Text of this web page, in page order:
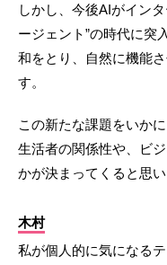
しかし、今後AIがイン
ージェント”の時代に突
和をとり、自然に機能
す。
この新たな課題をいか
生活者の関係性や、ビ
かが決まってくると思い
木村
私が個人的に気になる